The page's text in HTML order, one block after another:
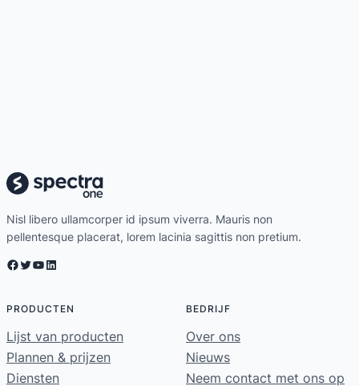
Nisl libero ullamcorper id ipsum viverra. Mauris non
pellentesque placerat, lorem lacinia sagittis non pretium.
Facebook Twitter YouTube LinkedIn
PRODUCTEN
Lijst van producten
Plannen & prijzen
Diensten
BEDRIJF
Over ons
Nieuws
Neem contact met ons op